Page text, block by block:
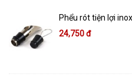
Phểu rót tiện lợi inox
24,750 đ